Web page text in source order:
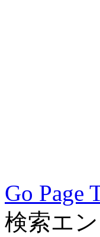
Go Page
検索エ